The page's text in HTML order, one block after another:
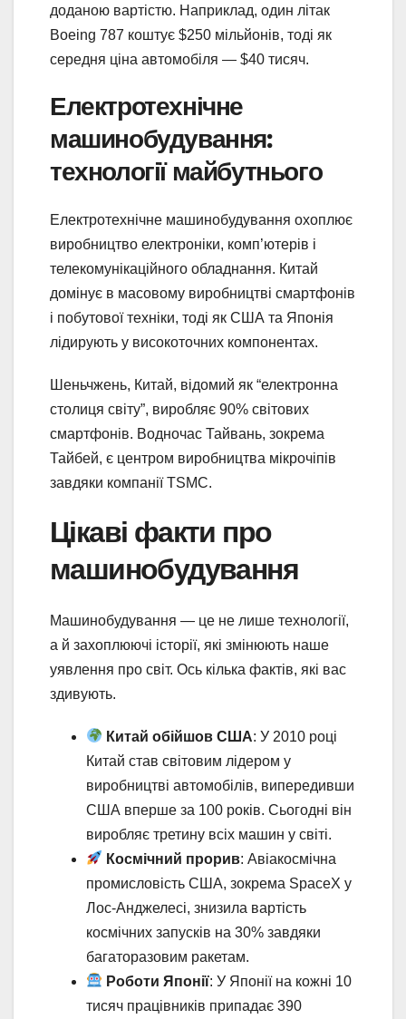
доданою вартістю. Наприклад, один літак
Boeing 787 коштує $250 мільйонів, тоді як
середня ціна автомобіля — $40 тисяч.
Електротехнічне
машинобудування:
технології майбутнього
Електротехнічне машинобудування охоплює
виробництво електроніки, комп’ютерів і
телекомунікаційного обладнання. Китай
домінує в масовому виробництві смартфонів
і побутової техніки, тоді як США та Японія
лідирують у високоточних компонентах.
Шеньчжень, Китай, відомий як “електронна
столиця світу”, виробляє 90% світових
смартфонів. Водночас Тайвань, зокрема
Тайбей, є центром виробництва мікрочіпів
завдяки компанії TSMC.
Цікаві факти про
машинобудування
Машинобудування — це не лише технології,
а й захоплюючі історії, які змінюють наше
уявлення про світ. Ось кілька фактів, які вас
здивують.
Китай обійшов США: У 2010 році
Китай став світовим лідером у
виробництві автомобілів, випередивши
США вперше за 100 років. Сьогодні він
виробляє третину всіх машин у світі.
Космічний прорив: Авіакосмічна
промисловість США, зокрема SpaceX у
Лос-Анджелесі, знизила вартість
космічних запусків на 30% завдяки
багаторазовим ракетам.
Роботи Японії: У Японії на кожні 10
тисяч працівників припадає 390